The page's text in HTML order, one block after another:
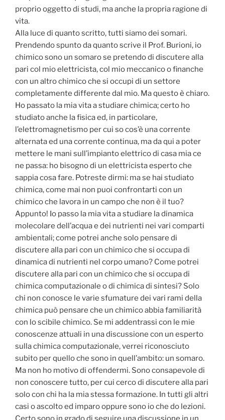
proprio oggetto di studi, ma anche la propria ragione di
vita.
Alla luce di quanto scritto, tutti siamo dei somari.
Prendendo spunto da quanto scrive il Prof. Burioni, io
chimico sono un somaro se pretendo di discutere alla
pari col mio elettricista, col mio meccanico o finanche
con un altro chimico che si occupi di un settore
completamente differente dal mio. Ma questo è chiaro.
Ho passato la mia vita a studiare chimica; certo ho
studiato anche la fisica ed, in particolare,
l’elettromagnetismo per cui so cos’è una corrente
alternata ed una corrente continua, ma da qui a poter
mettere le mani sull’impianto elettrico di casa mia ce
ne passa: ho bisogno di un elettricista esperto che
sappia cosa fare. Potreste dirmi: ma se hai studiato
chimica, come mai non puoi confrontarti con un
chimico che lavora in un campo che non è il tuo?
Appunto! Io passo la mia vita a studiare la dinamica
molecolare dell’acqua e dei nutrienti nei vari comparti
ambientali; come potrei anche solo pensare di
discutere alla pari con un chimico che si occupa di
dinamica di nutrienti nel corpo umano? Come potrei
discutere alla pari con un chimico che si occupa di
chimica computazionale o di chimica di sintesi? Solo
chi non conosce le varie sfumature dei vari rami della
chimica può pensare che un chimico abbia familiarità
con lo scibile chimico. Se mi addentrassi con le mie
conoscenze attuali in una discussione con un esperto
sulla chimica computazionale, verrei riconosciuto
subito per quello che sono in quell’ambito: un somaro.
Ma non ho motivo di offendermi. Sono consapevole di
non conoscere tutto, per cui cerco di discutere alla pari
solo con chi ha la mia stessa formazione. In tutti gli altri
casi o ascolto ed imparo oppure sono io che do lezioni.